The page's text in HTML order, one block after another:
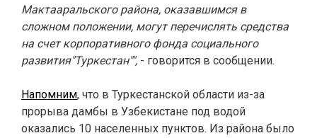
Мактааральского района, оказавшимся в
сложном положении, могут перечислять средства
на счет корпоративного фонда социального
развития"Туркестан"", - говорится в сообщении.
Напомним, что в Туркестанской области из-за
прорыва дамбы в Узбекистане под водой
оказались 10 населенных пунктов. Из района было